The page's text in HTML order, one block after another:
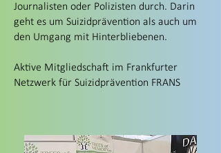
Journalisten oder Polizisten durch. Darin
geht es um Suizidprävention als auch um
den Umgang mit Hinterbliebenen.
Aktive Mitgliedschaft im Frankfurter
Netzwerk für Suizidprävention FRANS